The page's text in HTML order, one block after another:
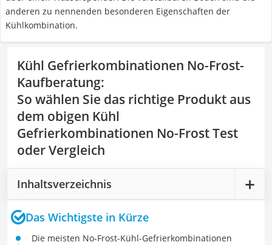
anderen zu nennenden besonderen Eigenschaften der
Kühlkombination.
Kühl Gefrierkombinationen No-Frost-
Kaufberatung:
So wählen Sie das richtige Produkt aus
dem obigen Kühl
Gefrierkombinationen No-Frost Test
oder Vergleich
Inhaltsverzeichnis
Das Wichtigste in Kürze
Die meisten No-Frost-Kühl-Gefrierkombinationen